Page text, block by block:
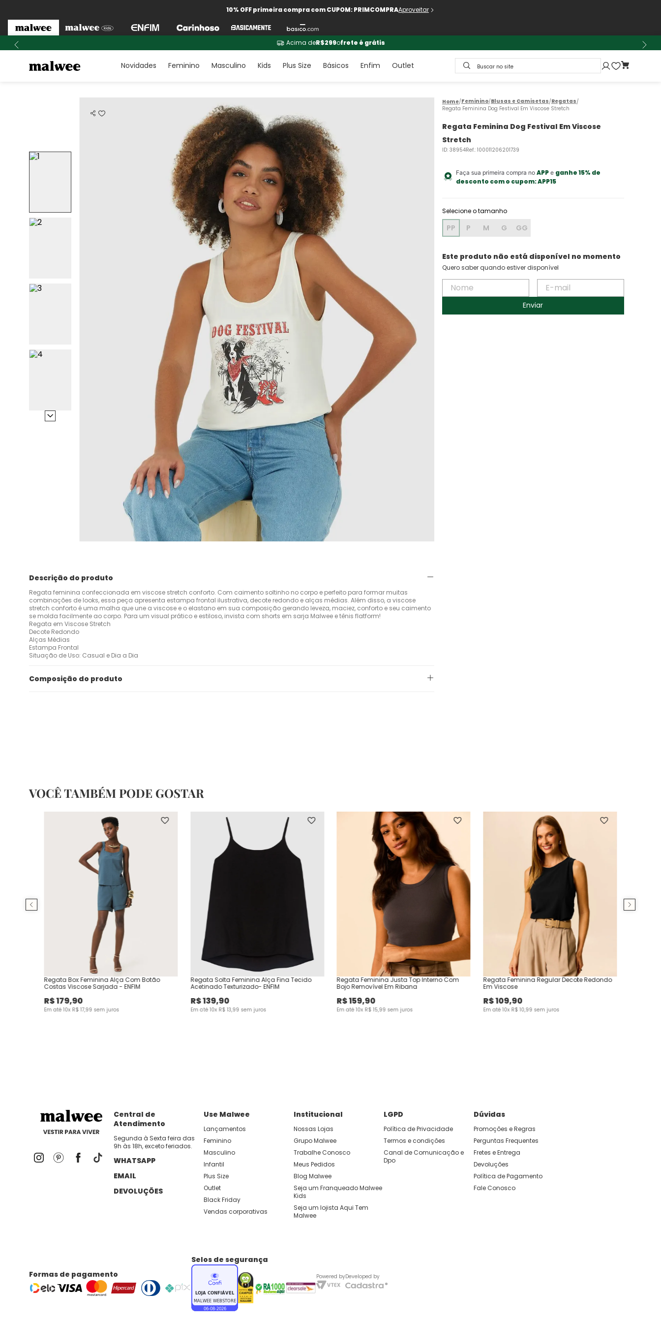
10% OFF primeira compra com CUPOM: PRIMCOMPRAAproveitar
Acima deR$299ofrete é grátis
Novidades Feminino Masculino Kids Plus Size Básicos Enfim Outlet Buscar no site
Descrição do produto
Regata feminina confeccionada em viscose stretch conforto. Com caimento soltinho no corpo e perfeito para formar muitas
combinações de looks, essa peça apresenta estampa frontal ilustrativa, decote redondo e alças médias. Além disso, a viscose
stretch conforto é uma malha que une a viscose e o elastano em sua composição gerando leveza, maciez, conforto e seu caimento
se molda facilmente ao corpo. Para um visual prático e estiloso, invista com shorts em sarja Malwee e tênis flatform!
Regata em Viscose Stretch
Decote Redondo
Alças Médias
Estampa Frontal
Situação de Uso: Casual e Dia a Dia
Composição do produto
Feminino Blusas e Camisetas Regatas
Regata Feminina Dog Festival Em Viscose Stretch
Regata Feminina Dog Festival Em Viscose
Stretch
ID: 38954Ref.: 100011206201739
Faça sua primeira compra no APPe ganhe 15% de
desconto com o cupom:APP15
PP P M G GG
Este produto não está disponível no momento
Quero saber quando estiver disponível
Enviar
VOCÊ TAMBÉM PODE GOSTAR
Regata Box Feminina Alça Com Botão
Costas Viscose Sarjada - ENFIM
R$179,90
Em até10x R$ 17,99 sem juros
Regata Solta Feminina Alça Fina Tecido
Acetinado Texturizado- ENFIM
R$139,90
Em até10x R$ 13,99 sem juros
Regata Feminina Justa Top Interno Com
Bojo Removível Em Ribana
R$159,90
Em até10x R$ 15,99 sem juros
Regata Feminina Regular Decote Redondo
Em Viscose
R$109,90
Em até10x R$ 10,99 sem juros
Central de
Atendimento
Segunda à Sexta feira das
9h às 18h, exceto feriados.
WHATSAPP
EMAIL
DEVOLUÇÕES
Use Malwee
Lançamentos
Feminino
Masculino
Infantil
Plus Size
Outlet
Black Friday
Vendas corporativas
Institucional
Nossas Lojas
Grupo Malwee
Trabalhe Conosco
Meus Pedidos
Blog Malwee
Seja um Franqueado Malwee
Kids
Seja um lojista Aqui Tem
Malwee
LGPD
Política de Privacidade
Termos e condições
Canal de Comunicação e
Dpo
Dúvidas
Promoções e Regras
Perguntas Frequentes
Fretes e Entrega
Devoluções
Política de Pagamento
Fale Conosco
Formas de pagamento
Selos de segurança
Powered byDeveloped by